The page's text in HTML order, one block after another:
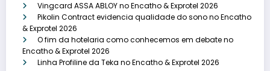
Vingcard ASSA ABLOY no Encatho & Exprotel 2026
Pikolin Contract evidencia qualidade do sono no Encatho
& Exprotel 2026
O fim da hotelaria como conhecemos em debate no
Encatho & Exprotel 2026
Linha Profiline da Teka no Encatho & Exprotel 2026